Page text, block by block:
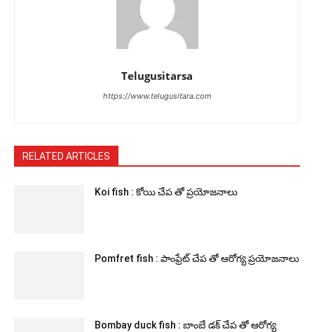
Telugusitarsa
https://www.telugusitara.com
RELATED ARTICLES
Koi fish : కోయి చేప తో ప్రయోజనాలు
Pomfret fish : పాంఫ్రేట్ చేప తో ఆరోగ్య ప్రయోజనాలు
Bombay duck fish : బాంబే డక్ చేప తో ఆరోగ్య